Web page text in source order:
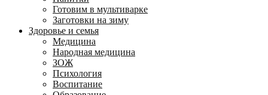
Готовим в мультиварке
Заготовки на зиму
Здоровье и семья
Медицина
Народная медицина
ЗОЖ
Психология
Воспитание